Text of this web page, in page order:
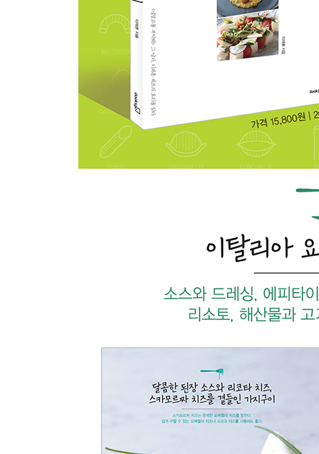
구운 브리 치즈 샐러드
his story
PART 03 스프
볼로티콩과 조개를 넣어 만든 스프
옥수수와 생강을 곁들인 크림 스프
로즈마리향의 병아리콩 스프와 매콤하게 구워낸
파프리카 파우더를 발라구운 바게트와 홍합 스튜
애플 시나몬 스프
알리오 올리오 스파게티
루꼴라 페스토를 곁들인 봉골레 스파게티
구운 라디치오와 관자, 보따르가를 곁들인 스파게티
송로 오일을 곁들인 카치오페페 스파게티
밀라노풍 까르보나라
치즈향의 허브 빵가루, 오징어를 곁들인 토마토소